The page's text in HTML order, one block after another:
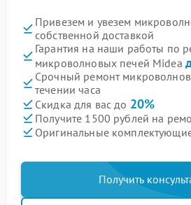
Привезем и увезем
собственной доставкой
Гарантия на наши работы по
микроволновых печей Midea
Срочный ремонт
течении часа
Скидка для вас до 20%
Получите 1500 рублей на
Оригинальные
Получить